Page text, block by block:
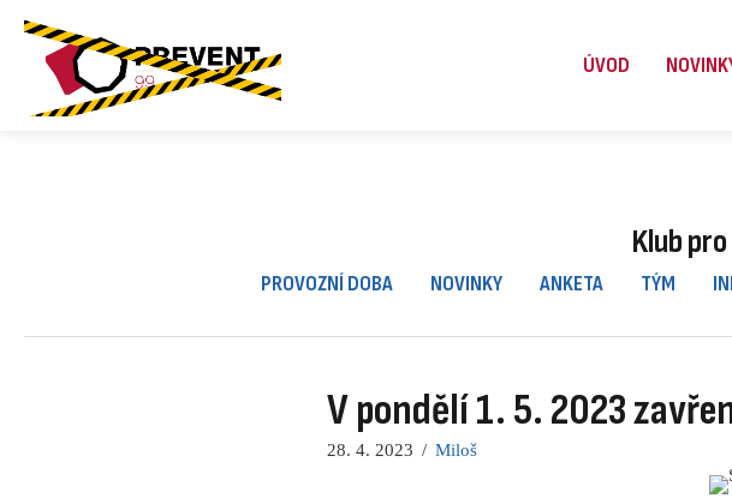
content
ÚVOD
Klub
PROVOZNÍ DOBA NOVINKY ANKETA TÝM
V pondělí 1. 5. 2023
28. 4. 2023 / Miloš